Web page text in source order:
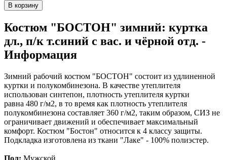
Костюм "БОСТОН" зимний: куртка
дл., п/к т.синий с вас. и чёрной отд. -
Информация
Зимний рабочий костюм "БОСТОН" состоит из удлиненной
куртки и полукомбинезона. В качестве утеплителя
использован синтепон, плотность утеплителя куртки
равна 480 г/м2, в то время как плотность утеплителя
полукомбинезона составляет 360 г/м2, таким образом, СИЗ не
ограничивает движений и обеспечивает максимальный
комфорт. Костюм "Бостон" относится к 4 классу защиты.
Подкладка изготовлена из ткани "Лаке" - 100% полиэстер.
Пол: Мужской